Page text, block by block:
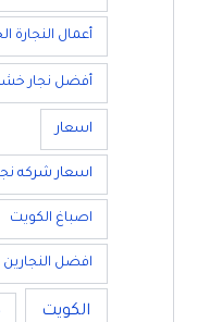
أعمال النجارة
أفضل نجار
اسعار
اسعار شركه
اصباغ الكويت
افضل النجارين
الكويت